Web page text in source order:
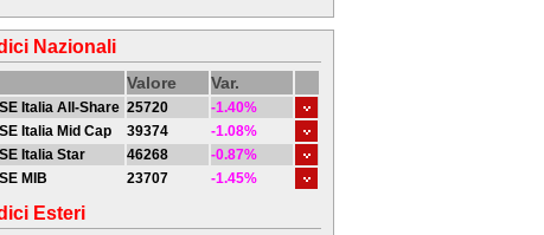
Nazionali
Valore Var.
Italia All-Share 25720
-1.40%
Italia Mid Cap
39374
-1.08%
Italia Star
46268
-0.87%
MIB
23707 -1.45%
Esteri